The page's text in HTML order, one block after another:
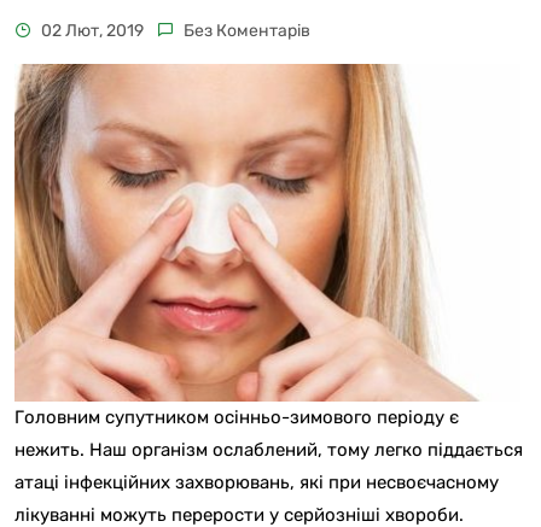
02 Лют, 2019 Без Коментарів
Головним супутником осінньо-зимового періоду є
нежить. Наш організм ослаблений, тому легко піддається
атаці інфекційних захворювань, які при несвоєчасному
лікуванні можуть перерости у серйозніші хвороби.